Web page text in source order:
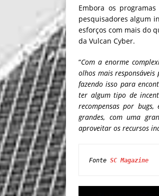
Embora os
pesquisadores algum
esforços com mais do
da Vulcan Cyber.
“Com a enorme
olhos mais responsáveis
fazendo isso para
ter algum tipo de
recompensas por
grandes, com uma
aproveitar os recursos
Fonte SC Magazine